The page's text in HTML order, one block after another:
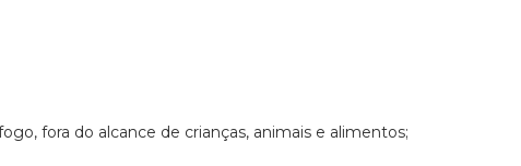
fora do alcance de crianças, animais e alimentos;